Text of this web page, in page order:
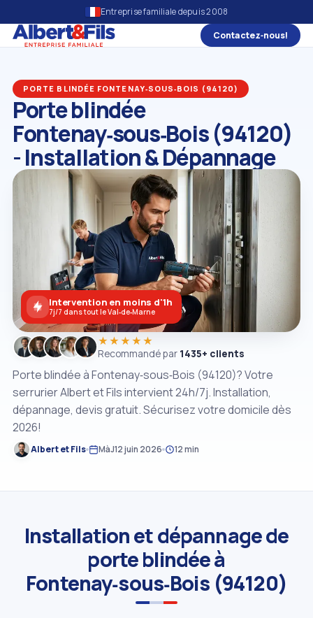
Entreprise familiale depuis 2008
Contactez‑nous!
PORTE BLINDÉE FONTENAY‑SOUS‑BOIS (94120)
Porte blindée
Fontenay‑sous‑Bois (94120)
- Installation & Dépannage
Porte blindée à Fontenay‑sous‑Bois (94120)? Votre
serrurier Albert et Fils intervient 24h/7j. Installation,
dépannage, devis gratuit. Sécurisez votre domicile dès
2026!
Albert et Fils MàJ12 juin 2026 12 min
★★★★★
Recommandé par 1435+ clients
Intervention en moins d'1h
7j/7 dans tout le Val‑de‑Marne
Installation et dépannage de
porte blindée à
Fontenay‑sous‑Bois (94120)